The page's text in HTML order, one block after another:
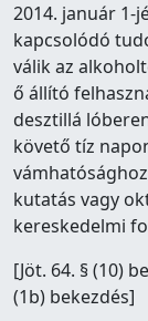
2014. január 1-
kapcsolódó
válik az
ő állító
desztillá
követő tíz
kutatás vagy
kereskedelmi
[Jöt. 64. § (10)
(1b) bekezdés]